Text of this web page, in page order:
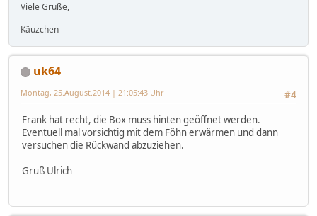
Viele Grüße,
Käuzchen
uk64
#4
Montag, 25.August.2014 | 21:05:43 Uhr
Frank hat recht, die Box muss hinten geöffnet werden.
Eventuell mal vorsichtig mit dem Föhn erwärmen und dann
versuchen die Rückwand abzuziehen.
Gruß Ulrich